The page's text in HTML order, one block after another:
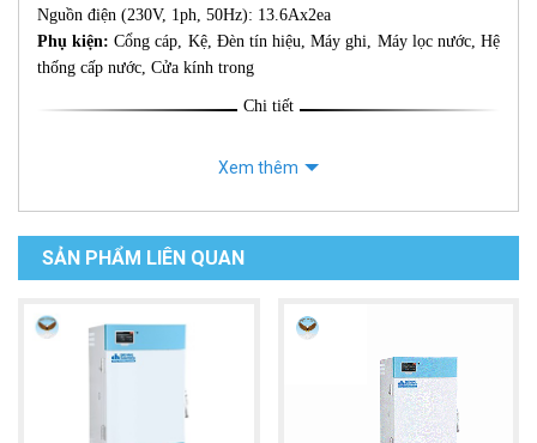
Nguồn điện (230V, 1ph, 50Hz): 13.6Ax2ea
Phụ kiện: Cổng cáp, Kệ, Đèn tín hiệu, Máy ghi, Máy lọc nước, Hệ
thống cấp nước, Cửa kính trong
Chi tiết
Xem thêm
SẢN PHẨM LIÊN QUAN